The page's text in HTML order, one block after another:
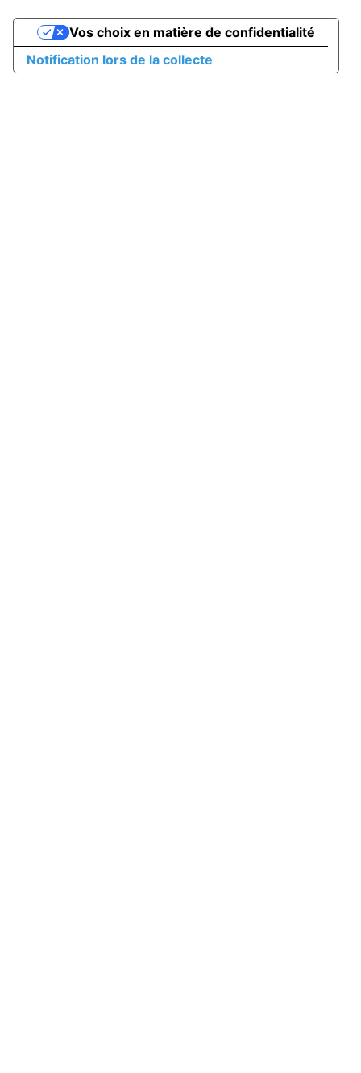
Notification lors de la collecte
Vos choix en matière de confidentialité